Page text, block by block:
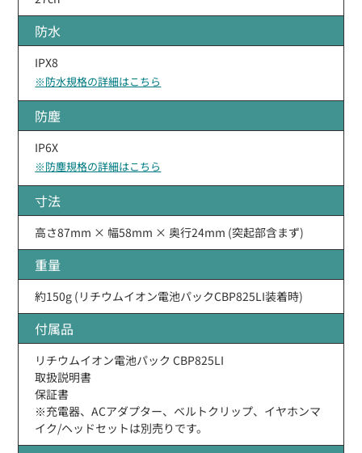
防水
IPX8
※防水規格の詳細はこちら
防塵
IP6X
※防塵規格の詳細はこちら
寸法
高さ87mm × 幅58mm × 奥行24mm (突起部含まず)
重量
約150g (リチウムイオン電池パックCBP825LI装着時)
付属品
リチウムイオン電池パック CBP825LI
取扱説明書
保証書
※充電器、ACアダプター、ベルトクリップ、イヤホンマ
イク/ヘッドセットは別売りです。